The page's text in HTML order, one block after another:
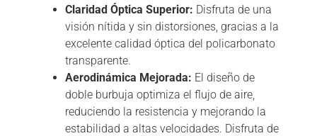
Claridad Óptica Superior: Disfruta de una
visión nítida y sin distorsiones, gracias a la
excelente calidad óptica del policarbonato
transparente.
Aerodinámica Mejorada: El diseño de
doble burbuja optimiza el flujo de aire,
reduciendo la resistencia y mejorando la
estabilidad a altas velocidades. Disfruta de